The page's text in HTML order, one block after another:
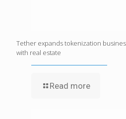
Tether expands tokenization
with real estate
Read more